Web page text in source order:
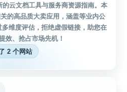
云文档工具与服务商资源指南。本
的高品质大卖应用，涵盖等业内公
维度评估，拒绝虚假链接，助您在
效、抢占市场先机！
2 个网站